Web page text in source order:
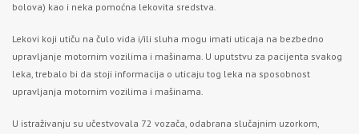
bolova) kao i neka pomoćna lekovita sredstva.
Lekovi koji utiču na čulo vida i/ili sluha mogu imati uticaja na bezbedno
upravljanje motornim vozilima i mašinama. U uputstvu za pacijenta svakog
leka, trebalo bi da stoji informacija o uticaju tog leka na sposobnost
upravljanja motornim vozilima i mašinama.
U istraživanju su učestvovala 72 vozača, odabrana slučajnim uzorkom,